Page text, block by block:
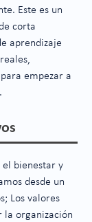
Este es un
corta
aprendizaje
empezar a
el bienestar y
desde un
Los valores
la organización